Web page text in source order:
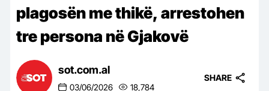
plagosën me thikë, arrestohen
tre persona në Gjakovë
sot.com.al
03/06/2026 18,784
SHARE